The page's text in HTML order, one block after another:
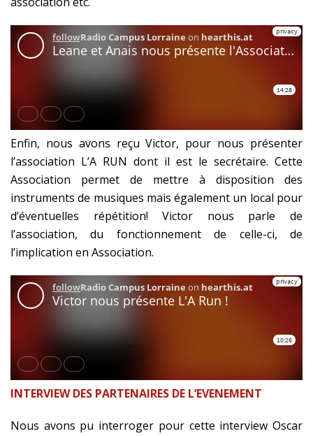
Enfin, nous avons reçu Victor, pour nous présenter
l’association L’A RUN dont il est le secrétaire. Cette
Association permet de mettre à disposition des
instruments de musiques mais également un local pour
d’éventuelles répétition! Victor nous parle de
l’association, du fonctionnement de celle-ci, de
l’implication en Association.
INTERVIEW DES PARTENAIRES DE L’EVENEMENT
Nous avons pu interroger pour cette interview Oscar